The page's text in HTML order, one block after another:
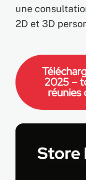
une
2D et 3D
2025 –
réunies